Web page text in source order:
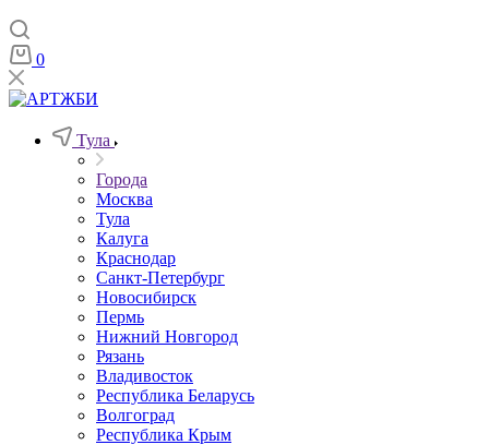
0
Тула
Города
Москва
Тула
Калуга
Краснодар
Санкт-Петербург
Новосибирск
Пермь
Нижний Новгород
Рязань
Владивосток
Республика Беларусь
Волгоград
Республика Крым